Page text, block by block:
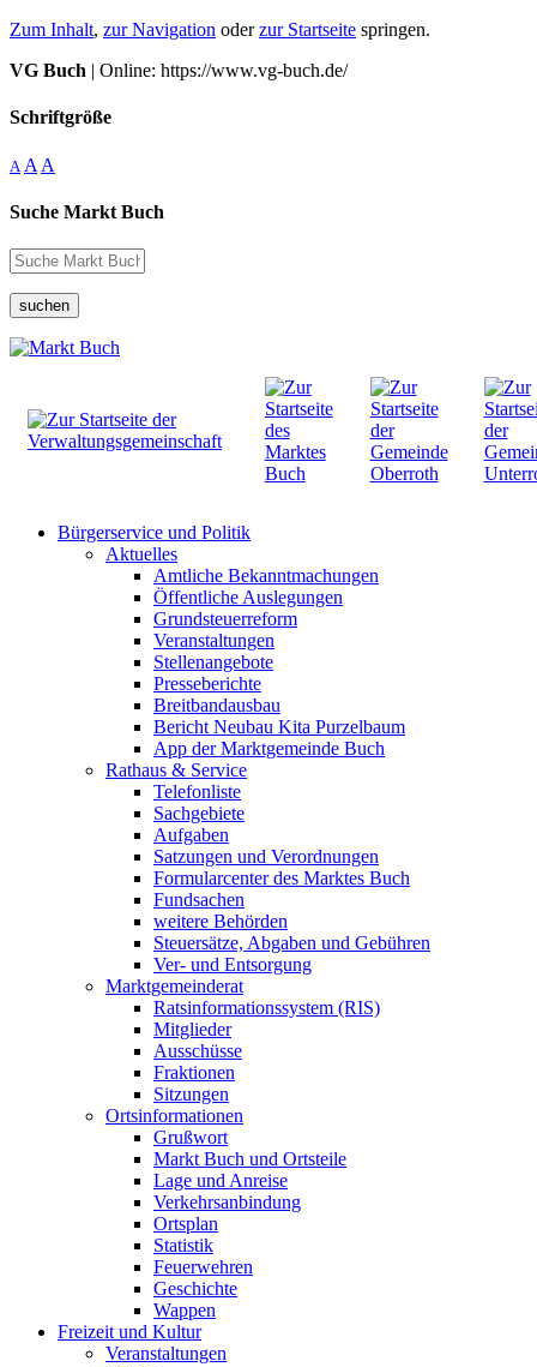
Zum Inhalt, zur Navigation oderzur Startseite springen.
VG Buch | Online: https://www.vg-buch.de/
Schriftgröße
A A A
Suche Markt Buch
suchen
Bürgerservice und Politik
Aktuelles
Amtliche Bekanntmachungen
Öffentliche Auslegungen
Grundsteuerreform
Veranstaltungen
Stellenangebote
Presseberichte
Breitbandausbau
Bericht Neubau Kita Purzelbaum
App der Marktgemeinde Buch
Rathaus & Service
Telefonliste
Sachgebiete
Aufgaben
Satzungen und Verordnungen
Formularcenter des Marktes Buch
Fundsachen
weitere Behörden
Steuersätze, Abgaben und Gebühren
Ver- und Entsorgung
Marktgemeinderat
Ratsinformationssystem (RIS)
Mitglieder
Ausschüsse
Fraktionen
Sitzungen
Ortsinformationen
Grußwort
Markt Buch und Ortsteile
Lage und Anreise
Verkehrsanbindung
Ortsplan
Statistik
Feuerwehren
Geschichte
Wappen
Freizeit und Kultur
Veranstaltungen